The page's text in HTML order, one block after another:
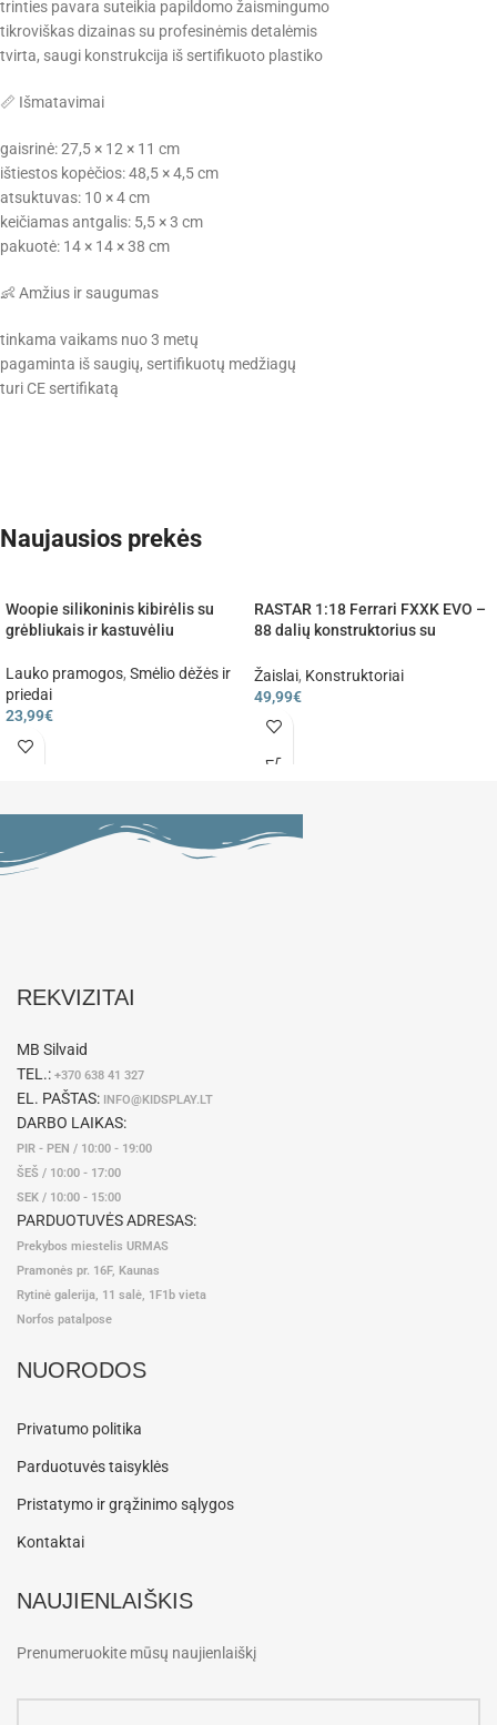
trinties pavara suteikia papildomo žaismingumo
tikroviškas dizainas su profesinėmis detalėmis
tvirta, saugi konstrukcija iš sertifikuoto plastiko
📏 Išmatavimai
gaisrinė: 27,5 × 12 × 11 cm
ištiestos kopėčios: 48,5 × 4,5 cm
atsuktuvas: 10 × 4 cm
keičiamas antgalis: 5,5 × 3 cm
pakuotė: 14 × 14 × 38 cm
👶 Amžius ir saugumas
tinkama vaikams nuo 3 metų
pagaminta iš saugių, sertifikuotų medžiagų
turi CE sertifikatą
Naujausios prekės
Woopie silikoninis kibirėlis su
grėbliukais ir kastuvėliu
Lauko pramogos, Smėlio dėžės ir
priedai
23,99€
RASTAR 1:18 Ferrari FXXK EVO –
88 dalių konstruktorius su
Žaislai, Konstruktoriai
49,99€
REKVIZITAI
MB Silvaid
TEL.: +370 638 41 327
EL. PAŠTAS: INFO@KIDSPLAY.LT
DARBO LAIKAS:
PIR - PEN / 10:00 - 19:00
ŠEŠ / 10:00 - 17:00
SEK / 10:00 - 15:00
PARDUOTUVĖS ADRESAS:
Prekybos miestelis URMAS
Pramonės pr. 16F, Kaunas
Rytinė galerija, 11 salė, 1F1b vieta
Norfos patalpose
NUORODOS
Privatumo politika
Parduotuvės taisyklės
Pristatymo ir grąžinimo sąlygos
Kontaktai
NAUJIENLAIŠKIS
Prenumeruokite mūsų naujienlaiškį